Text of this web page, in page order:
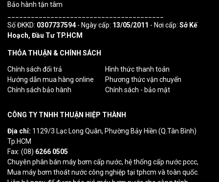
Bảo hành tận tâm
Số ĐKKD: 0307737594- Ngày cấp: 13/05/2011 - Nơi cấp: Sở Kế
Hoạch, Đầu Tư TP.HCM
THỎA THUẬN & CHÍNH SÁCH
Chính sách đổi trả
Hình thức thanh toán
Hướng dẫn mua hàng online
Phương thức vận chuyển
Chính sách bảo hành
Chính sách - bảo mật
CÔNG TY TNHH THUẬN HIỆP THÀNH
Địa chỉ: 1129/3 Lạc Long Quân, Phường Bảy Hiền (Q.Tân Bình)
Tp.HCM
Fax: (08) 6266 0505
Chuyên phân bán máy bơm cấp nước, hệ thống cấp nước pccc,
Mua máy bơm thoát nước công nghiệp tại tphcm và toàn quốc.